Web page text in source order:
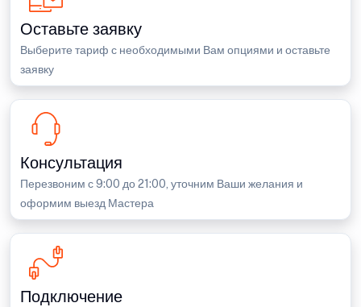
Оставьте заявку
Выберите тариф с необходимыми Вам опциями и оставьте
заявку
Консультация
Перезвоним с 9:00 до 21:00, уточним Ваши желания и
оформим выезд Мастера
Подключение